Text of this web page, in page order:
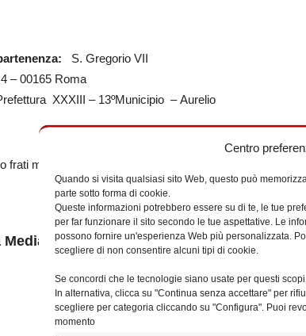
Centro
Quando si visita qualsiasi sito Web, questo può
parte sotto forma di cookie.
Queste informazioni potrebbero essere su di te, le tue
per far funzionare il sito secondo le tue aspettative. Le
possono fornire un'esperienza Web più personalizzata.
scegliere di non consentire alcuni tipi di cookie.
Se concordi che le tecnologie siano usate per questi
In alternativa, clicca su "Continua senza accettare" per
scegliere per categoria cliccando su "Configura". Puoi
momento
S. Gregorio VII
– 00165 Roma
XXXIII – 13ºMunicipio – Aurelio
frati minori (O.F.M.) (O.F.M.)
53 – 00165 Roma